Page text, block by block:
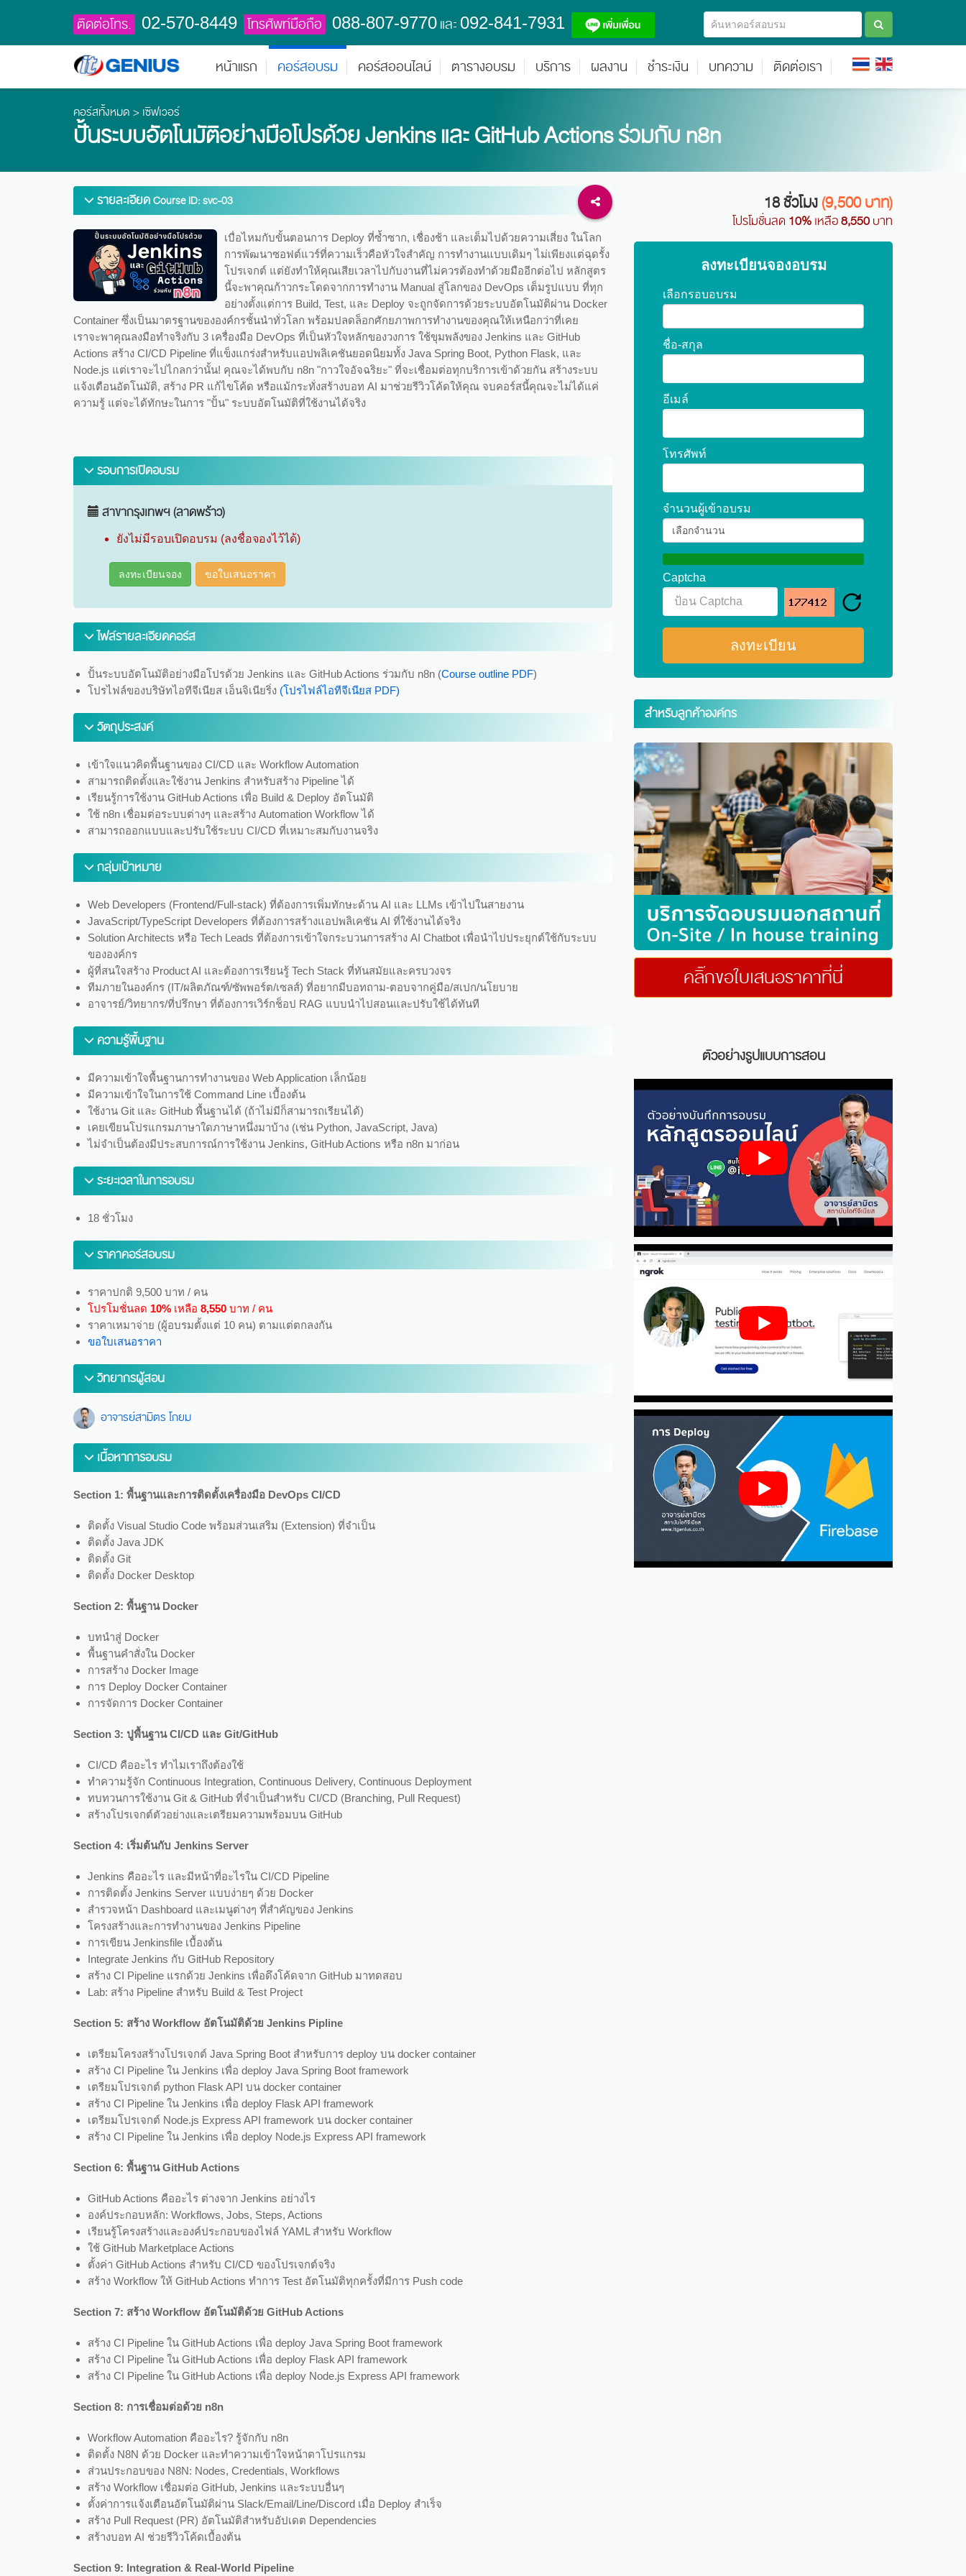
ติดต่อโทร. 02-570-8449 โทรศัพท์มือถือ 088-807-9770และ 092-841-7931
หน้าแรก คอร์สอบรม คอร์สออนไลน์ ตารางอบรม บริการ ผลงาน ชำระเงิน บทความ ติดต่อเรา
คอร์สทั้งหมด > เซิฟเวอร์
ปั้นระบบอัตโนมัติอย่างมือโปรด้วย Jenkins และ GitHub Actions ร่วมกับ n8n
รายละเอียดCourse ID: svc-03
เบื่อไหมกับขั้นตอนการ Deploy ที่ซ้ำซาก, เชื่องช้า และเต็มไปด้วยความเสี่ยง ในโลก
การพัฒนาซอฟต์แวร์ที่ความเร็วคือหัวใจสำคัญ การทำงานแบบเดิมๆ ไม่เพียงแต่ฉุดรั้ง
โปรเจกต์ แต่ยังทำให้คุณเสียเวลาไปกับงานที่ไม่ควรต้องทำด้วยมืออีกต่อไป หลักสูตร
นี้จะพาคุณก้าวกระโดดจากการทำงาน Manual สู่โลกของ DevOps เต็มรูปแบบ ที่ทุก
อย่างตั้งแต่การ Build, Test, และ Deploy จะถูกจัดการด้วยระบบอัตโนมัติผ่าน Docker
Container ซึ่งเป็นมาตรฐานขององค์กรชั้นนำทั่วโลก พร้อมปลดล็อกศักยภาพการทำงานของคุณให้เหนือกว่าที่เคย
เราจะพาคุณลงมือทำจริงกับ 3 เครื่องมือ DevOps ที่เป็นหัวใจหลักของวงการ ใช้ขุมพลังของ Jenkins และ GitHub
Actions สร้าง CI/CD Pipeline ที่แข็งแกร่งสำหรับแอปพลิเคชันยอดนิยมทั้ง Java Spring Boot, Python Flask, และ
Node.js แต่เราจะไปไกลกว่านั้น! คุณจะได้พบกับ n8n "กาวใจอัจฉริยะ" ที่จะเชื่อมต่อทุกบริการเข้าด้วยกัน สร้างระบบ
แจ้งเตือนอัตโนมัติ, สร้าง PR แก้ไขโค้ด หรือแม้กระทั่งสร้างบอท AI มาช่วยรีวิวโค้ดให้คุณ จบคอร์สนี้คุณจะไม่ได้แค่
ความรู้ แต่จะได้ทักษะในการ "ปั้น" ระบบอัตโนมัติที่ใช้งานได้จริง
รอบการเปิดอบรม
สาขากรุงเทพฯ (ลาดพร้าว)
ยังไม่มีรอบเปิดอบรม (ลงชื่อจองไว้ได้)
ลงทะเบียนจอง ขอใบเสนอราคา
ไฟล์รายละเอียดคอร์ส
ปั้นระบบอัตโนมัติอย่างมือโปรด้วย Jenkins และ GitHub Actions ร่วมกับ n8n (Course outline PDF)
โปรไฟล์ของบริษัทไอทีจีเนียส เอ็นจิเนียริ่ง (โปรไฟล์ไอทีจีเนียส PDF)
วัตถุประสงค์
เข้าใจแนวคิดพื้นฐานของ CI/CD และ Workflow Automation
สามารถติดตั้งและใช้งาน Jenkins สำหรับสร้าง Pipeline ได้
เรียนรู้การใช้งาน GitHub Actions เพื่อ Build & Deploy อัตโนมัติ
ใช้ n8n เชื่อมต่อระบบต่างๆ และสร้าง Automation Workflow ได้
สามารถออกแบบและปรับใช้ระบบ CI/CD ที่เหมาะสมกับงานจริง
กลุ่มเป้าหมาย
Web Developers (Frontend/Full-stack) ที่ต้องการเพิ่มทักษะด้าน AI และ LLMs เข้าไปในสายงาน
JavaScript/TypeScript Developers ที่ต้องการสร้างแอปพลิเคชัน AI ที่ใช้งานได้จริง
Solution Architects หรือ Tech Leads ที่ต้องการเข้าใจกระบวนการสร้าง AI Chatbot เพื่อนำไปประยุกต์ใช้กับระบบ
ขององค์กร
ผู้ที่สนใจสร้าง Product AI และต้องการเรียนรู้ Tech Stack ที่ทันสมัยและครบวงจร
ทีมภายในองค์กร (IT/ผลิตภัณฑ์/ซัพพอร์ต/เซลส์) ที่อยากมีบอทถาม-ตอบจากคู่มือ/สเปก/นโยบาย
อาจารย์/วิทยากร/ที่ปรึกษา ที่ต้องการเวิร์กช็อป RAG แบบนำไปสอนและปรับใช้ได้ทันที
ความรู้พื้นฐาน
มีความเข้าใจพื้นฐานการทำงานของ Web Application เล็กน้อย
มีความเข้าใจในการใช้ Command Line เบื้องต้น
ใช้งาน Git และ GitHub พื้นฐานได้ (ถ้าไม่มีก็สามารถเรียนได้)
เคยเขียนโปรแกรมภาษาใดภาษาหนึ่งมาบ้าง (เช่น Python, JavaScript, Java)
ไม่จำเป็นต้องมีประสบการณ์การใช้งาน Jenkins, GitHub Actions หรือ n8n มาก่อน
ระยะเวลาในการอบรม
18 ชั่วโมง
ราคาคอร์สอบรม
ราคาปกติ 9,500 บาท / คน
โปรโมชั่นลด 10% เหลือ 8,550 บาท / คน
ราคาเหมาจ่าย (ผู้อบรมตั้งแต่ 10 คน) ตามแต่ตกลงกัน
ขอใบเสนอราคา
วิทยากรผู้สอน
อาจารย์สามิตร โกยม
เนื้อหาการอบรม
Section 1: พื้นฐานและการติดตั้งเครื่องมือ DevOps CI/CD
ติดตั้ง Visual Studio Code พร้อมส่วนเสริม (Extension) ที่จำเป็น
ติดตั้ง Java JDK
ติดตั้ง Git
ติดตั้ง Docker Desktop
Section 2: พื้นฐาน Docker
บทนำสู่ Docker
พื้นฐานคำสั่งใน Docker
การสร้าง Docker Image
การ Deploy Docker Container
การจัดการ Docker Container
Section 3: ปูพื้นฐาน CI/CD และ Git/GitHub
CI/CD คืออะไร ทำไมเราถึงต้องใช้
ทำความรู้จัก Continuous Integration, Continuous Delivery, Continuous Deployment
ทบทวนการใช้งาน Git & GitHub ที่จำเป็นสำหรับ CI/CD (Branching, Pull Request)
สร้างโปรเจกต์ตัวอย่างและเตรียมความพร้อมบน GitHub
Section 4: เริ่มต้นกับ Jenkins Server
Jenkins คืออะไร และมีหน้าที่อะไรใน CI/CD Pipeline
การติดตั้ง Jenkins Server แบบง่ายๆ ด้วย Docker
สำรวจหน้า Dashboard และเมนูต่างๆ ที่สำคัญของ Jenkins
โครงสร้างและการทำงานของ Jenkins Pipeline
การเขียน Jenkinsfile เบื้องต้น
Integrate Jenkins กับ GitHub Repository
สร้าง CI Pipeline แรกด้วย Jenkins เพื่อดึงโค้ดจาก GitHub มาทดสอบ
Lab: สร้าง Pipeline สำหรับ Build & Test Project
Section 5: สร้าง Workflow อัตโนมัติด้วย Jenkins Pipline
เตรียมโครงสร้างโปรเจกต์ Java Spring Boot สำหรับการ deploy บน docker container
สร้าง CI Pipeline ใน Jenkins เพื่อ deploy Java Spring Boot framework
เตรียมโปรเจกต์ python Flask API บน docker container
สร้าง CI Pipeline ใน Jenkins เพื่อ deploy Flask API framework
เตรียมโปรเจกต์ Node.js Express API framework บน docker container
สร้าง CI Pipeline ใน Jenkins เพื่อ deploy Node.js Express API framework
Section 6: พื้นฐาน GitHub Actions
GitHub Actions คืออะไร ต่างจาก Jenkins อย่างไร
องค์ประกอบหลัก: Workflows, Jobs, Steps, Actions
เรียนรู้โครงสร้างและองค์ประกอบของไฟล์ YAML สำหรับ Workflow
ใช้ GitHub Marketplace Actions
ตั้งค่า GitHub Actions สำหรับ CI/CD ของโปรเจกต์จริง
สร้าง Workflow ให้ GitHub Actions ทำการ Test อัตโนมัติทุกครั้งที่มีการ Push code
Section 7: สร้าง Workflow อัตโนมัติด้วย GitHub Actions
สร้าง CI Pipeline ใน GitHub Actions เพื่อ deploy Java Spring Boot framework
สร้าง CI Pipeline ใน GitHub Actions เพื่อ deploy Flask API framework
สร้าง CI Pipeline ใน GitHub Actions เพื่อ deploy Node.js Express API framework
Section 8: การเชื่อมต่อด้วย n8n
Workflow Automation คืออะไร? รู้จักกับ n8n
ติดตั้ง N8N ด้วย Docker และทำความเข้าใจหน้าตาโปรแกรม
ส่วนประกอบของ N8N: Nodes, Credentials, Workflows
สร้าง Workflow เชื่อมต่อ GitHub, Jenkins และระบบอื่นๆ
ตั้งค่าการแจ้งเตือนอัตโนมัติผ่าน Slack/Email/Line/Discord เมื่อ Deploy สำเร็จ
สร้าง Pull Request (PR) อัตโนมัติสำหรับอัปเดต Dependencies
สร้างบอท AI ช่วยรีวิวโค้ดเบื้องต้น
Section 9: Integration & Real-World Pipeline
18 ชั่วโมง(9,500 บาท)
โปรโมชั่นลด 10% เหลือ8,550 บาท
ลงทะเบียนจองอบรม
เลือกรอบอบรม
ชื่อ-สกุล
อีเมล์
โทรศัพท์
จำนวนผู้เข้าอบรม
Captcha
สำหรับลูกค้าองค์กร
คลิ๊กขอใบเสนอราคาที่นี่
ตัวอย่างรูปแบบการสอน